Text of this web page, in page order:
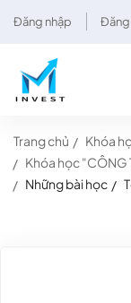
Đăng nhập Đăng
Trang chủ
Khóa
Khóa học "CÔNG
Những bài học